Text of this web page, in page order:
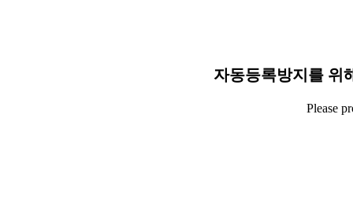
자동등록방지를 위
Please